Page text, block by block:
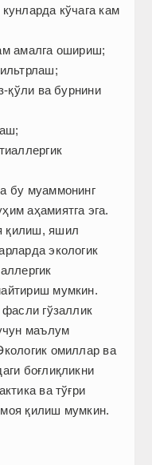
кўчага кам
амалга ошириш;
қўли ва бурнини
бу муаммонинг
аҳамиятга эга.
қилиш, яшил
экологик
мумкин.
гўзаллик
маълум
омиллар ва
боғлиқликни
ва тўғри
қилиш мумкин.